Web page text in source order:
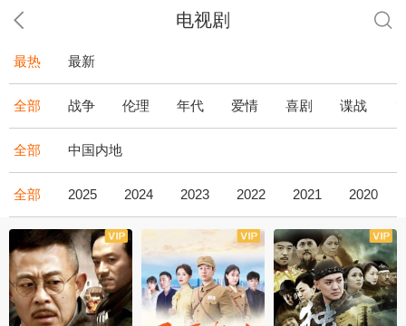
电视剧
最热 最新
全部 战争 伦理 年代 爱情 喜剧 谍战
全部 中国内地
全部 2025 2024 2023 2022 2021 2020
全43集 全36集 全34集